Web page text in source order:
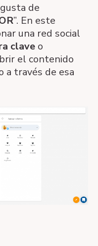
de
”. En este
una red social
clave o
el contenido
a través de esa